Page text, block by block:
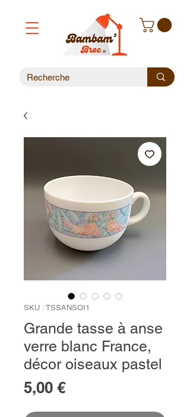
SKU : TSSANSOI1
Grande tasse à anse
verre blanc France,
décor oiseaux pastel
5,00 €Prix